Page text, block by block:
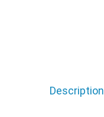
Description